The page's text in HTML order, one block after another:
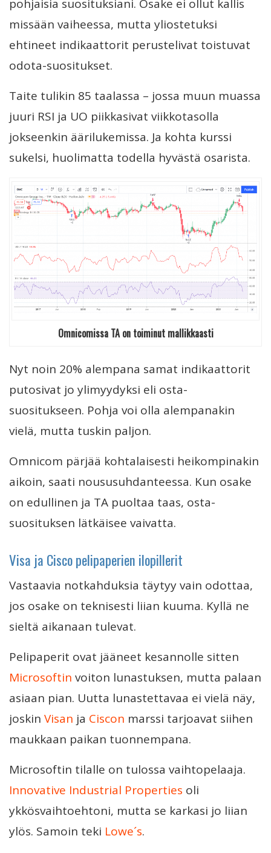
pohjaisia suosituksiani. Osake ei ollut kallis
missään vaiheessa, mutta yliostetuksi
ehtineet indikaattorit perustelivat toistuvat
odota-suositukset.
Taite tulikin 85 taalassa – jossa muun muassa
juuri RSI ja UO piikkasivat viikkotasolla
jokseenkin äärilukemissa. Ja kohta kurssi
sukelsi, huolimatta todella hyvästä osarista.
Omnicomissa TA on toiminut mallikkaasti
Nyt noin 20% alempana samat indikaattorit
putosivat jo ylimyydyksi eli osta-
suositukseen. Pohja voi olla alempanakin
vielä, mutta tuskin paljon.
Omnicom pärjää kohtalaisesti heikompinakin
aikoin, saati noususuhdanteessa. Kun osake
on edullinen ja TA puoltaa taas, osta-
suosituksen lätkäisee vaivatta.
Visa ja Cisco pelipaperien ilopillerit
Vastaavia notkahduksia täytyy vain odottaa,
jos osake on teknisesti liian kuuma. Kyllä ne
sieltä aikanaan tulevat.
Pelipaperit ovat jääneet kesannolle sitten
Microsoftin voiton lunastuksen, mutta palaan
asiaan pian. Uutta lunastettavaa ei vielä näy,
joskin Visan ja Ciscon marssi tarjoavat siihen
maukkaan paikan tuonnempana.
Microsoftin tilalle on tulossa vaihtopelaaja.
Innovative Industrial Properties oli
ykkösvaihtoehtoni, mutta se karkasi jo liian
ylös. Samoin teki Lowe´s.